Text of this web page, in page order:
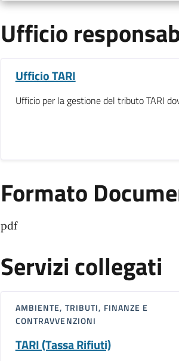
Ufficio
Ufficio TARI
Ufficio per la gestione del tributo TARI
Formato
pdf
Servizi collegati
AMBIENTE, TRIBUTI, FINANZE E
CONTRAVVENZIONI
TARI (Tassa Rifiuti)